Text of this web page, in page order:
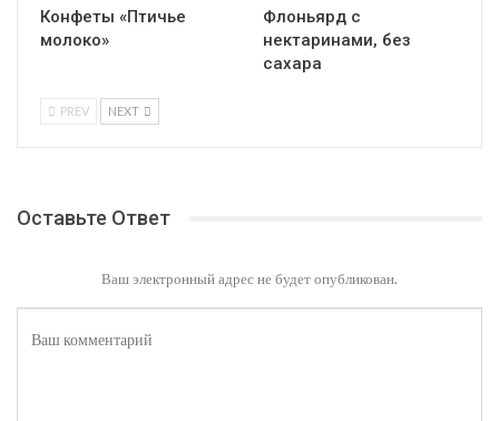
Конфеты «Птичье
молоко»
Флоньярд с
нектаринами, без
сахара
PREV NEXT
Оставьте Ответ
Ваш электронный адрес не будет опубликован.